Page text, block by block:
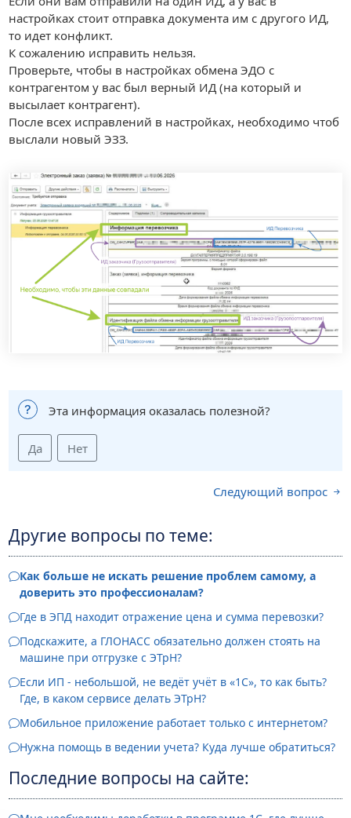
настройках стоит отправка документа им с другого ИД,
то идет конфликт.
К сожалению исправить нельзя.
Проверьте, чтобы в настройках обмена ЭДО с
контрагентом у вас был верный ИД (на который и
высылает контрагент).
После всех исправлений в настройках, необходимо чтоб
выслали новый ЭЗЗ.
Эта информация оказалась полезной?
Да Нет
Следующий вопрос
Другие вопросы по теме:
Как больше не искать решение проблем самому, а
доверить это профессионалам?
Где в ЭПД находит отражение цена и сумма перевозки?
Подскажите, а ГЛОНАСС обязательно должен стоять на
машине при отгрузке с ЭТрН?
Если ИП - небольшой, не ведёт учёт в «1С», то как быть?
Где, в каком сервисе делать ЭТрН?
Мобильное приложение работает только с интернетом?
Нужна помощь в ведении учета? Куда лучше обратиться?
Последние вопросы на сайте: